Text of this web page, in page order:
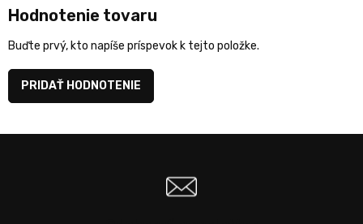
Hodnotenie tovaru
Buďte prvý, kto napíše príspevok k tejto položke.
PRIDAŤ HODNOTENIE